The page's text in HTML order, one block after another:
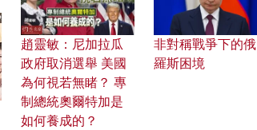
趙靈敏：尼加拉瓜
政府取消選舉 美國
為何視若無睹？ 專
制總統奧爾特加是
如何養成的？
非對稱戰爭下的俄
羅斯困境